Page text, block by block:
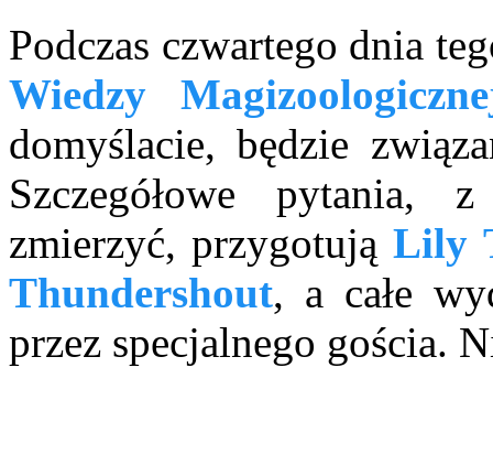
Podczas czwartego dnia
Wiedzy
domyślacie, będzie
Szczegółowe
zmierzyć, przygotują Lily
Thundershout, a całe
przez specjalnego gościa.